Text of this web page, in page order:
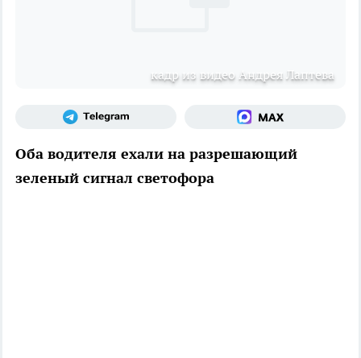
кадр из видео Андрея Лаптева
Оба водителя ехали на разрешающий
зеленый сигнал светофора